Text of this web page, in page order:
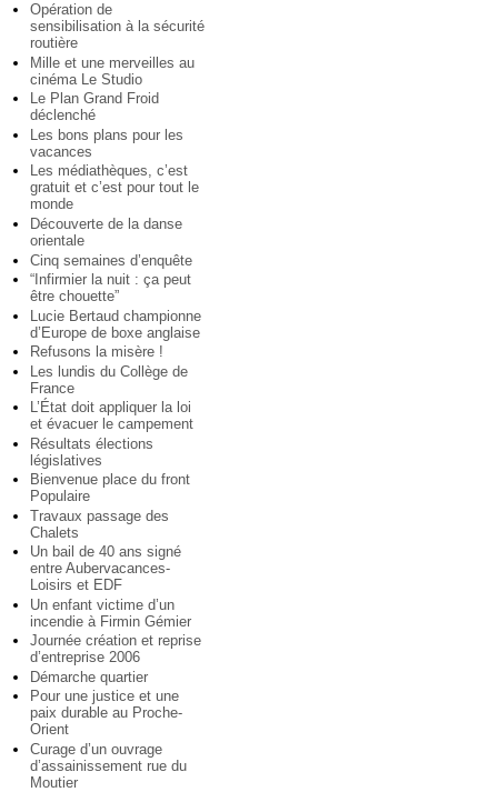
Opération de
sensibilisation à la sécurité
routière
Mille et une merveilles au
cinéma Le Studio
Le Plan Grand Froid
déclenché
Les bons plans pour les
vacances
Les médiathèques, c’est
gratuit et c’est pour tout le
monde
Découverte de la danse
orientale
Cinq semaines d’enquête
“Infirmier la nuit : ça peut
être chouette”
Lucie Bertaud championne
d’Europe de boxe anglaise
Refusons la misère !
Les lundis du Collège de
France
L’État doit appliquer la loi
et évacuer le campement
Résultats élections
législatives
Bienvenue place du front
Populaire
Travaux passage des
Chalets
Un bail de 40 ans signé
entre Aubervacances-
Loisirs et EDF
Un enfant victime d’un
incendie à Firmin Gémier
Journée création et reprise
d’entreprise 2006
Démarche quartier
Pour une justice et une
paix durable au Proche-
Orient
Curage d’un ouvrage
d’assainissement rue du
Moutier